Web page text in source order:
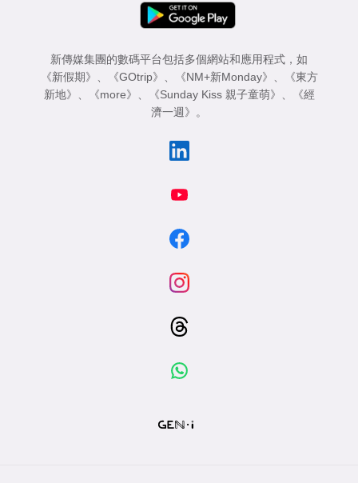
新傳媒集團的數碼平台包括多個網站和應用程式，如
《新假期》
《GOtrip》 《NM+新Monday》
《東方
新地》
《more》 《Sunday Kiss 親子童萌》
《經
濟一週》
。